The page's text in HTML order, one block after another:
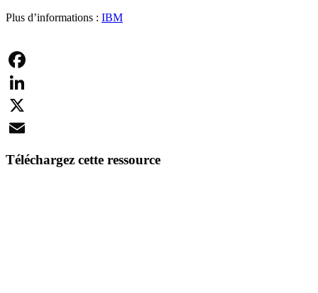
Plus d’informations : IBM
Facebook
LinkedIn
X
Téléchargez cette ressource